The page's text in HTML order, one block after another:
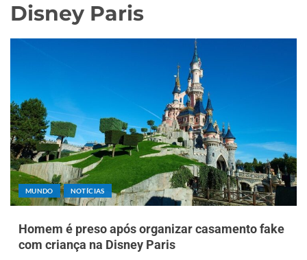
Disney Paris
MUNDO NOTÍCIAS
Homem é preso após organizar casamento fake
com criança na Disney Paris